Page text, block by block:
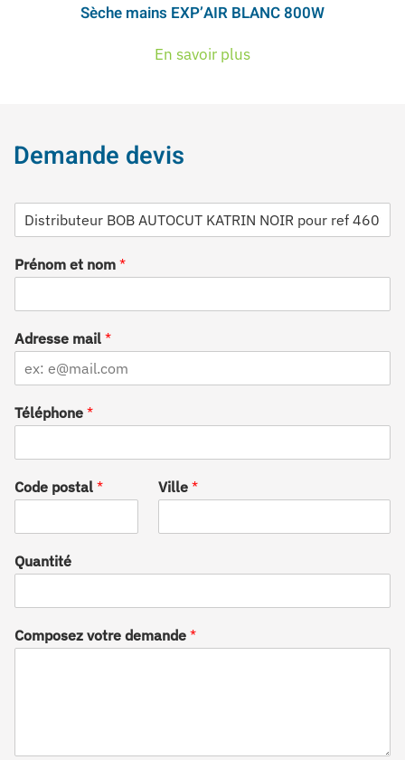
Sèche mains EXP’AIR BLANC 800W
En savoir plus
Demande devis
i
g
t
i
n
Prénom et nom *
Adresse mail *
Téléphone *
Code postal * Ville*
Quantité
Composez votre demande *